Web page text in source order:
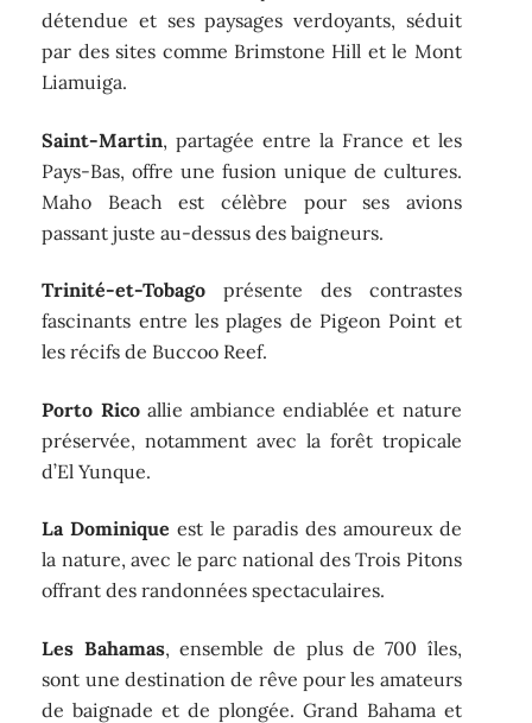
détendue et ses paysages verdoyants, séduit
par des sites comme Brimstone Hill et le Mont
Liamuiga.
Saint-Martin, partagée entre la France et les
Pays-Bas, offre une fusion unique de cultures.
Maho Beach est célèbre pour ses avions
passant juste au-dessus des baigneurs.
Trinité-et-Tobago présente des contrastes
fascinants entre les plages de Pigeon Point et
les récifs de Buccoo Reef.
Porto Ricoallie ambiance endiablée et nature
préservée, notamment avec la forêt tropicale
d’El Yunque.
La Dominique est le paradis des amoureux de
la nature, avec le parc national des Trois Pitons
offrant des randonnées spectaculaires.
Les Bahamas, ensemble de plus de 700 îles,
sont une destination de rêve pour les amateurs
de baignade et de plongée. Grand Bahama et